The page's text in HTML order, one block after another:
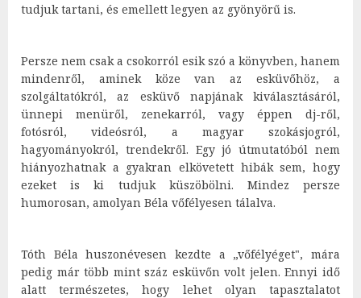
tudjuk tartani, és emellett legyen az gyönyörű is.
Persze nem csak a csokorról esik szó a könyvben, hanem
mindenről, aminek köze van az esküvőhöz, a
szolgáltatókról, az esküvő napjának kiválasztásáról,
ünnepi menüről, zenekarról, vagy éppen dj-ről,
fotósról, videósról, a magyar szokásjogról,
hagyományokról, trendekről. Egy jó útmutatóból nem
hiányozhatnak a gyakran elkövetett hibák sem, hogy
ezeket is ki tudjuk küszöbölni. Mindez persze
humorosan, amolyan Béla vőfélyesen tálalva.
Tóth Béla huszonévesen kezdte a „vőfélyéget", mára
pedig már több mint száz esküvőn volt jelen. Ennyi idő
alatt természetes, hogy lehet olyan tapasztalatot